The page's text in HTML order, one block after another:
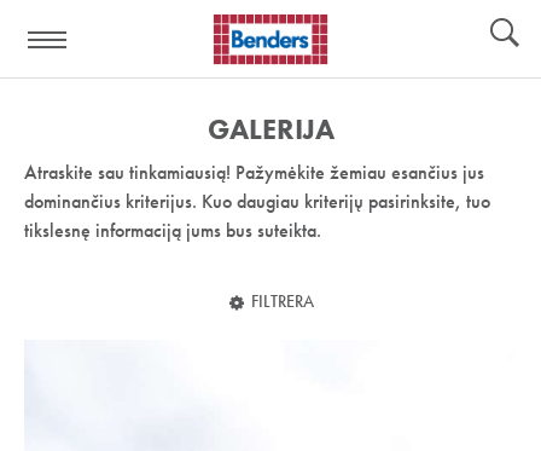
nuoroda:
GALERIJA
Atraskite sau tinkamiausią! Pažymėkite žemiau esančius jus
dominančius kriterijus. Kuo daugiau kriterijų pasirinksite, tuo
tikslesnę informaciją jums bus suteikta.
FILTRERA